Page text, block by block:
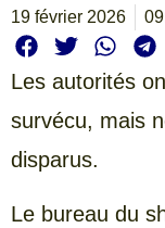
19 février 2026
Les autorités
survécu, mais
disparus.
Le bureau du